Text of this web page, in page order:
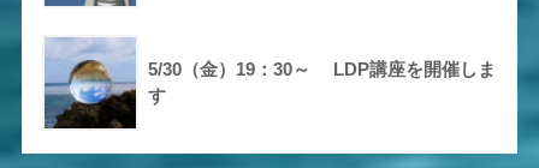
5/30（金）19：30～ LDP講座を開催しま
す